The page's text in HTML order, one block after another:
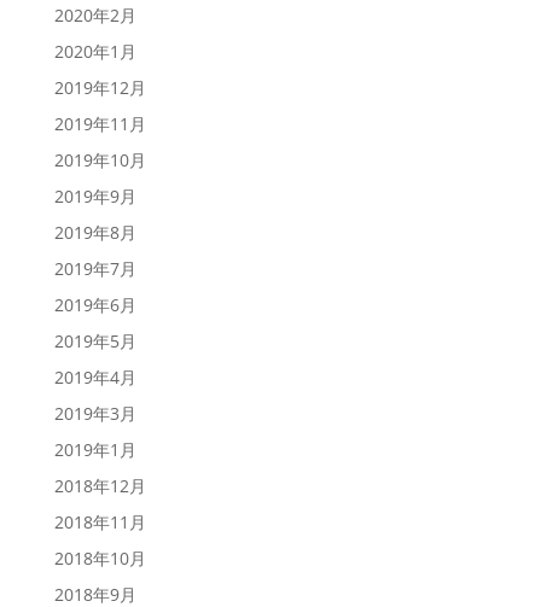
2020年2月
2020年1月
2019年12月
2019年11月
2019年10月
2019年9月
2019年8月
2019年7月
2019年6月
2019年5月
2019年4月
2019年3月
2019年1月
2018年12月
2018年11月
2018年10月
2018年9月